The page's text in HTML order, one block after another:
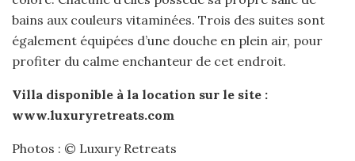
bains aux couleurs vitaminées. Trois des suites sont
également équipées d’une douche en plein air, pour
profiter du calme enchanteur de cet endroit.
Villa disponible à la location sur le site :
www.luxuryretreats.com
Photos : © Luxury Retreats